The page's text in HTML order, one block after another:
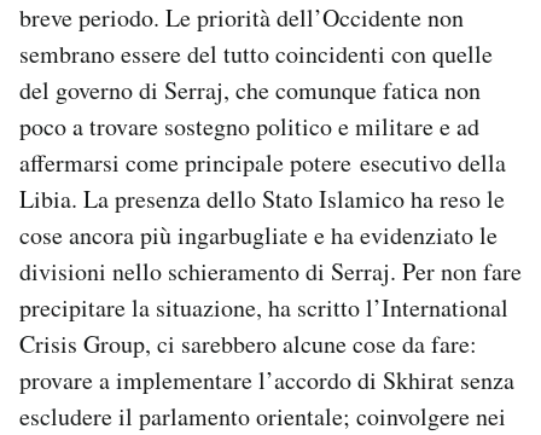
breve periodo. Le priorità dell’Occidente non
sembrano essere del tutto coincidenti con quelle
del governo di Serraj, che comunque fatica non
poco a trovare sostegno politico e militare e ad
affermarsi come principale potere esecutivo della
Libia. La presenza dello Stato Islamico ha reso le
cose ancora più ingarbugliate e ha evidenziato le
divisioni nello schieramento di Serraj. Per non fare
precipitare la situazione, ha scritto l’International
Crisis Group, ci sarebbero alcune cose da fare:
provare a implementare l’accordo di Skhirat senza
escludere il parlamento orientale; coinvolgere nei